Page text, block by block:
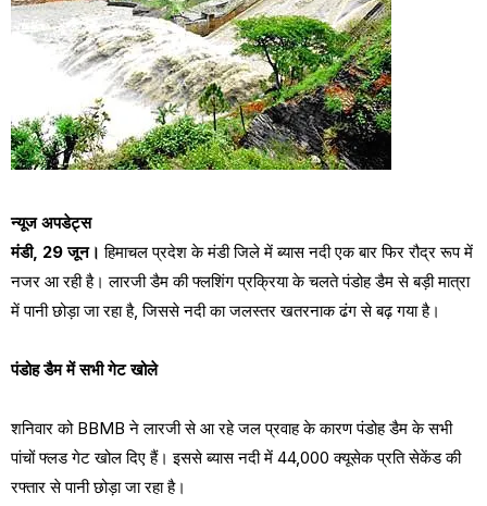
न्यूज अपडेट्स
मंडी, 29 जून।हिमाचल प्रदेश के मंडी जिले में ब्यास नदी एक बार फिर रौद्र रूप में
नजर आ रही है। लारजी डैम की फ्लशिंग प्रक्रिया के चलते पंडोह डैम से बड़ी मात्रा
में पानी छोड़ा जा रहा है, जिससे नदी का जलस्तर खतरनाक ढंग से बढ़ गया है।
पंडोह डैम में सभी गेट खोले
शनिवार को BBMB ने लारजी से आ रहे जल प्रवाह के कारण पंडोह डैम के सभी
पांचों फ्लड गेट खोल दिए हैं। इससे ब्यास नदी में 44,000 क्यूसेक प्रति सेकेंड की
रफ्तार से पानी छोड़ा जा रहा है।